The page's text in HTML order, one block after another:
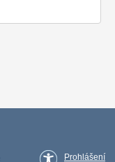
Prohlášení